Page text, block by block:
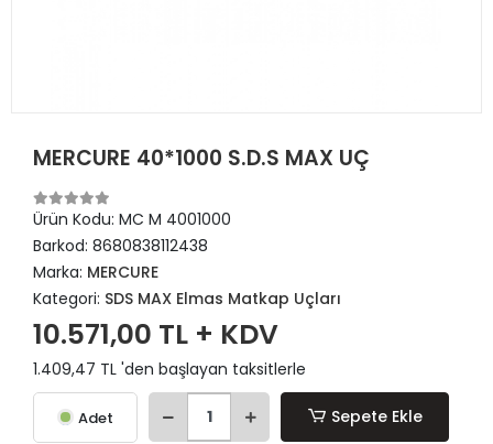
MERCURE 40*1000 S.D.S MAX UÇ
Ürün Kodu: MC M 4001000
Barkod: 8680838112438
Marka: MERCURE
Kategori: SDS MAX Elmas Matkap Uçları
10.571,00 TL + KDV
1.409,47 TL 'den başlayan taksitlerle
Adet Sepete Ekle